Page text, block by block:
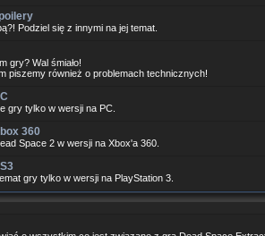
Podziel się z innymi na jej temat.
gry? Wal śmiało!
piszemy również o problemach technicznych!
gry tylko w wersji na PC.
360
Space 2 w wersji na Xbox'a 360.
gry tylko w wersji na PlayStation 3.